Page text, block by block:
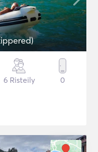
6 Risteily 0